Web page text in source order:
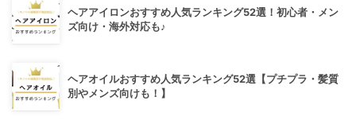
ヘアアイロンおすすめ人気ランキング52選！初心者・メン
ズ向け・海外対応も♪
ヘアオイルおすすめ人気ランキング52選【プチプラ・髪質
別やメンズ向けも！】